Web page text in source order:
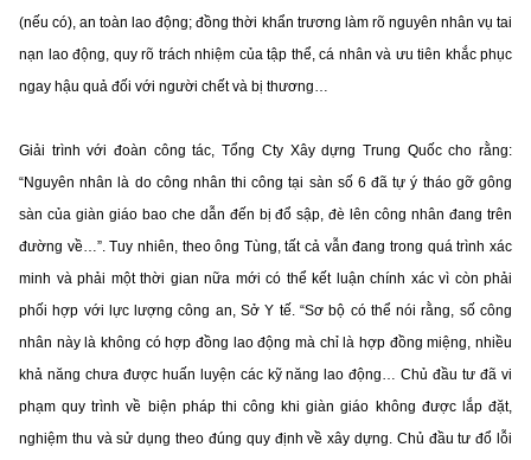
(nếu có), an toàn lao động; đồng thời khẩn trương làm rõ nguyên nhân vụ tai
nạn lao động, quy rõ trách nhiệm của tập thể, cá nhân và ưu tiên khắc phục
ngay hậu quả đối với người chết và bị thương…
Giải trình với đoàn công tác, Tổng Cty Xây dựng Trung Quốc cho rằng:
“Nguyên nhân là do công nhân thi công tại sàn số 6 đã tự ý tháo gỡ gông
sàn của giàn giáo bao che dẫn đến bị đổ sập, đè lên công nhân đang trên
đường về…”. Tuy nhiên, theo ông Tùng, tất cả vẫn đang trong quá trình xác
minh và phải một thời gian nữa mới có thể kết luận chính xác vì còn phải
phối hợp với lực lượng công an, Sở Y tế. “Sơ bộ có thể nói rằng, số công
nhân này là không có hợp đồng lao động mà chỉ là hợp đồng miệng, nhiều
khả năng chưa được huấn luyện các kỹ năng lao động… Chủ đầu tư đã vi
phạm quy trình về biện pháp thi công khi giàn giáo không được lắp đặt,
nghiệm thu và sử dụng theo đúng quy định về xây dựng. Chủ đầu tư đổ lỗi